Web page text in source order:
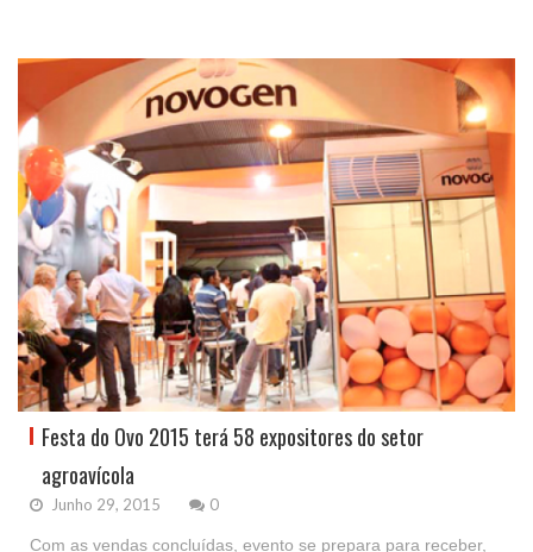
Festa do Ovo 2015 terá 58 expositores do setor
agroavícola
Junho 29, 2015 0
Com as vendas concluídas, evento se prepara para receber,